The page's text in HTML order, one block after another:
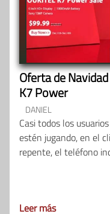
Oferta de
K7 Power
DANIEL
Casi todos los
estén jugando, en el
repente, el teléfono
Leer más